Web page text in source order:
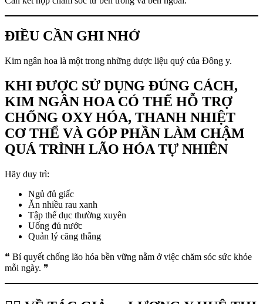
ĐIỀU CẦN GHI NHỚ
Kim ngân hoa là một trong những dược liệu quý của Đông y.
KHI ĐƯỢC SỬ DỤNG ĐÚNG CÁCH,
KIM NGÂN HOA CÓ THỂ HỖ TRỢ
CHỐNG OXY HÓA, THANH NHIỆT
CƠ THỂ VÀ GÓP PHẦN LÀM CHẬM
QUÁ TRÌNH LÃO HÓA TỰ NHIÊN
Hãy duy trì:
Ngủ đủ giấc
Ăn nhiều rau xanh
Tập thể dục thường xuyên
Uống đủ nước
Quản lý căng thẳng
❝ Bí quyết chống lão hóa bền vững nằm ở việc chăm sóc sức khỏe
mỗi ngày. ❞